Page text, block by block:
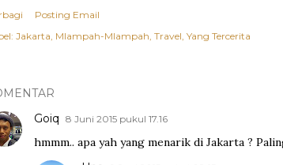
Posting Email
Jakarta Mlampah-Mlampah Travel Yang Tercerita
Goiq 8 Juni 2015 pukul 17.16
hmmm.. apa yah yang menarik di Jakarta ?